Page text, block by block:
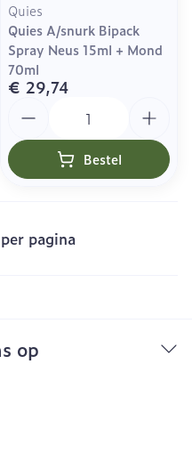
Quies
Quies A/snurk Bipack
Spray Neus 15ml + Mond
70ml
€ 29,74
Bestel
per pagina
op